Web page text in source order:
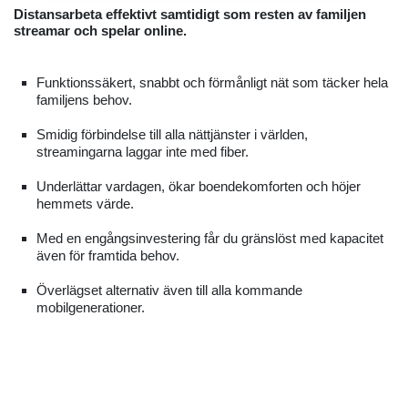
Distansarbeta effektivt samtidigt som resten av familjen
streamar och spelar online.
Funktionssäkert, snabbt och förmånligt nät som täcker hela
familjens behov.
Smidig förbindelse till alla nättjänster i världen,
streamingarna laggar inte med fiber.
Underlättar vardagen, ökar boendekomforten och höjer
hemmets värde.
Med en engångsinvestering får du gränslöst med kapacitet
även för framtida behov.
Överlägset alternativ även till alla kommande
mobilgenerationer.